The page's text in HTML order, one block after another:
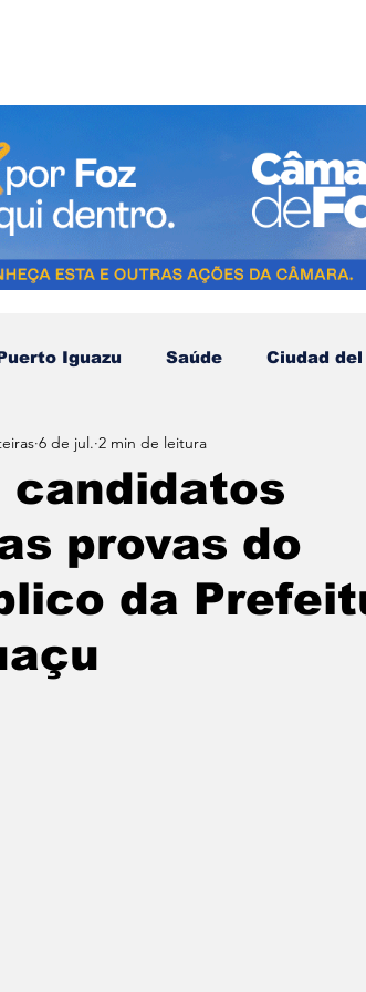
Iguazu Saúde Ciudad
Esporte
Argentina noticias
candidatos
provas do
da
6 de jul. 2 min de leitura